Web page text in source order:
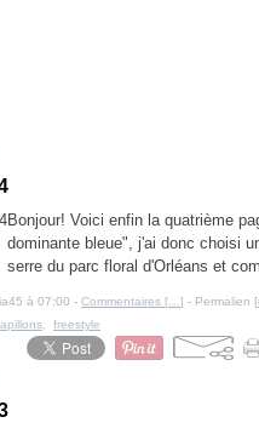
Bonjour! Voici enfin la quatrième
dominante bleue", j'ai donc choisi
serre du parc floral d'Orléans et
à 07:00 - Commentaires [ ] - Permalien [
freestyle